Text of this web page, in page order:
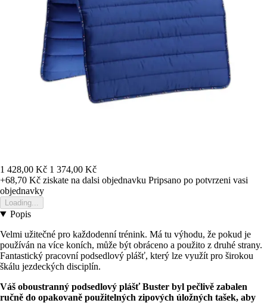
1 428,00 Kč 1 374,00 Kč
+68,70 Kč ziskate na dalsi objednavku Pripsano po potvrzeni vasi
objednavky
Loading...
Popis
Velmi užitečné pro každodenní trénink. Má tu výhodu, že pokud je
používán na více koních, může být obráceno a použito z druhé strany.
Fantastický pracovní podsedlový plášť, který lze využít pro širokou
škálu jezdeckých disciplín.
Váš oboustranný podsedlový plášť Buster byl pečlivě zabalen
ručně do opakovaně použitelných zipových úložných tašek, aby